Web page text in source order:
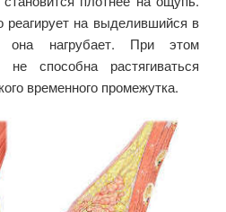
на выделившийся в
нагрубает. При этом
не способна растягиваться
временного промежутка.